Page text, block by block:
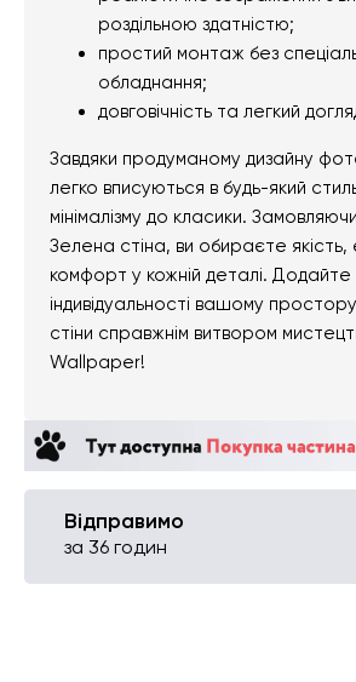
роздільною здатністю;
простий монтаж без
обладнання;
довговічність та легкий
Завдяки продуманому дизайну
легко вписуються в будь-який
мінімалізму до класики.
Зелена стіна, ви обираєте якість,
комфорт у кожній деталі. Додайте
індивідуальності вашому
стіни справжнім витвором
Wallpaper!
Відправимо
за 36 годин